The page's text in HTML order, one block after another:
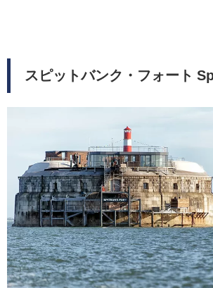
スピットバンク・フォート